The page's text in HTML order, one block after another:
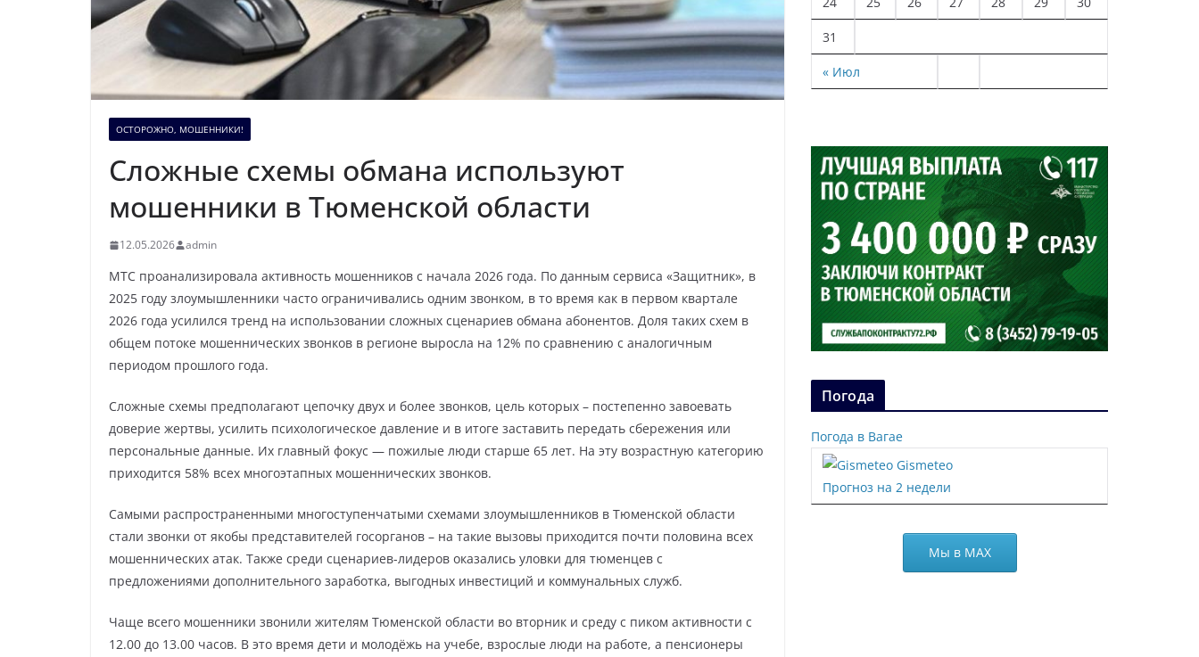
ОСТОРОЖНО, МОШЕННИКИ!
Сложные схемы обмана используют
мошенники в Тюменской области
12.05.2026 admin
МТС проанализировала активность мошенников с начала 2026 года. По данным сервиса «Защитник», в
2025 году злоумышленники часто ограничивались одним звонком, в то время как в первом квартале
2026 года усилился тренд на использовании сложных сценариев обмана абонентов. Доля таких схем в
общем потоке мошеннических звонков в регионе выросла на 12% по сравнению с аналогичным
периодом прошлого года.
Сложные схемы предполагают цепочку двух и более звонков, цель которых – постепенно завоевать
доверие жертвы, усилить психологическое давление и в итоге заставить передать сбережения или
персональные данные. Их главный фокус — пожилые люди старше 65 лет. На эту возрастную категорию
приходится 58% всех многоэтапных мошеннических звонков.
Самыми распространенными многоступенчатыми схемами злоумышленников в Тюменской области
стали звонки от якобы представителей госорганов – на такие вызовы приходится почти половина всех
мошеннических атак. Также среди сценариев-лидеров оказались уловки для тюменцев с
предложениями дополнительного заработка, выгодных инвестиций и коммунальных служб.
Чаще всего мошенники звонили жителям Тюменской области во вторник и среду с пиком активности с
12.00 до 13.00 часов. В это время дети и молодёжь на учебе, взрослые люди на работе, а пенсионеры
« Июл
31
Погода
Погода в Вагае
Gismeteo
Прогноз на 2 недели
Мы в МАХ